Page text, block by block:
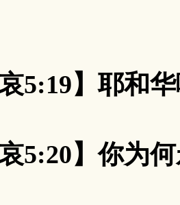
哀5:19】耶和
】你为何永